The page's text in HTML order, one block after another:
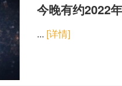
今晚有约2022
... [详情]